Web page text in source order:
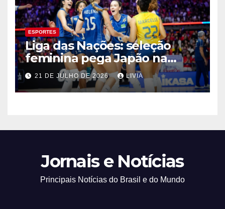
ESPORTES
Liga das Nações: seleção
feminina pega Japão na
quarta em 1º mata-mata
21 DE JULHO DE 2026 LIVIA
Jornais e Notícias
Principais Notícias do Brasil e do Mundo